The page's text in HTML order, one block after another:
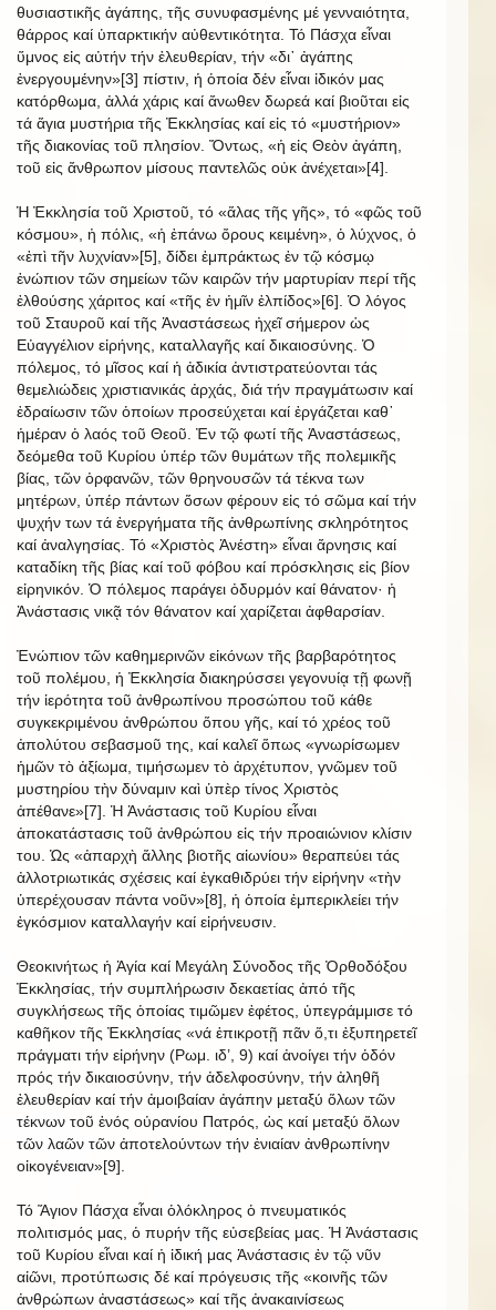
θυσιαστικῆς ἀγάπης, τῆς συνυφασμένης μέ γενναιότητα,
θάρρος καί ὑπαρκτικήν αὐθεντικότητα. Τό Πάσχα εἶναι
ὕμνος εἰς αὐτήν τήν ἐλευθερίαν, τήν «δι᾿ ἀγάπης
ἐνεργουμένην»[3] πίστιν, ἡ ὁποία δέν εἶναι ἰδικόν μας
κατόρθωμα, ἀλλά χάρις καί ἄνωθεν δωρεά καί βιοῦται εἰς
τά ἅγια μυστήρια τῆς Ἐκκλησίας καί εἰς τό «μυστήριον»
τῆς διακονίας τοῦ πλησίον. Ὄντως, «ἡ εἰς Θεὸν ἀγάπη,
τοῦ εἰς ἄνθρωπον μίσους παντελῶς οὐκ ἀνέχεται»[4].
Ἡ Ἐκκλησία τοῦ Χριστοῦ, τό «ἅλας τῆς γῆς», τό «φῶς τοῦ
κόσμου», ἡ πόλις, «ἡ ἐπάνω ὄρους κειμένη», ὁ λύχνος, ὁ
«ἐπὶ τῆν λυχνίαν»[5], δίδει ἐμπράκτως ἐν τῷ κόσμῳ
ἐνώπιον τῶν σημείων τῶν καιρῶν τήν μαρτυρίαν περί τῆς
ἐλθούσης χάριτος καί «τῆς ἐν ἡμῖν ἐλπίδος»[6]. Ὁ λόγος
τοῦ Σταυροῦ καί τῆς Ἀναστάσεως ἠχεῖ σήμερον ὡς
Εὐαγγέλιον εἰρήνης, καταλλαγῆς καί δικαιοσύνης. Ὁ
πόλεμος, τό μῖσος καί ἡ ἀδικία ἀντιστρατεύονται τάς
θεμελιώδεις χριστιανικάς ἀρχάς, διά τήν πραγμάτωσιν καί
ἑδραίωσιν τῶν ὁποίων προσεύχεται καί ἐργάζεται καθ᾿
ἡμέραν ὁ λαός τοῦ Θεοῦ. Ἐν τῷ φωτί τῆς Ἁναστάσεως,
δεόμεθα τοῦ Κυρίου ὑπέρ τῶν θυμάτων τῆς πολεμικῆς
βίας, τῶν ὀρφανῶν, τῶν θρηνουσῶν τά τέκνα των
μητέρων, ὑπέρ πάντων ὅσων φέρουν εἰς τό σῶμα καί τήν
ψυχήν των τά ἐνεργήματα τῆς ἀνθρωπίνης σκληρότητος
καί ἀναλγησίας. Τό «Χριστὸς Ἀνέστη» εἶναι ἄρνησις καί
καταδίκη τῆς βίας καί τοῦ φόβου καί πρόσκλησις εἰς βίον
εἰρηνικόν. Ὁ πόλεμος παράγει ὀδυρμόν καί θάνατον· ἡ
Ἀνάστασις νικᾷ τόν θάνατον καί χαρίζεται ἀφθαρσίαν.
Ἐνώπιον τῶν καθημερινῶν εἰκόνων τῆς βαρβαρότητος
τοῦ πολέμου, ἡ Ἐκκλησία διακηρύσσει γεγονυίᾳ τῇ φωνῇ
τήν ἱερότητα τοῦ ἀνθρωπίνου προσώπου τοῦ κάθε
συγκεκριμένου ἀνθρώπου ὅπου γῆς, καί τό χρέος τοῦ
ἀπολύτου σεβασμοῦ της, καί καλεῖ ὅπως «γνωρίσωμεν
ἡμῶν τὸ ἀξίωμα, τιμήσωμεν τὸ ἀρχέτυπον, γνῶμεν τοῦ
μυστηρίου τὴν δύναμιν καὶ ὑπὲρ τίνος Χριστὸς
ἀπέθανε»[7]. Ἡ Ἀνάστασις τοῦ Κυρίου εἶναι
ἀποκατάστασις τοῦ ἀνθρώπου εἰς τήν προαιώνιον κλίσιν
του. Ὡς «ἀπαρχὴ ἄλλης βιοτῆς αἰωνίου» θεραπεύει τάς
ἀλλοτριωτικάς σχέσεις καί ἐγκαθιδρύει τήν εἰρήνην «τὴν
ὑπερέχουσαν πάντα νοῦν»[8], ἡ ὁποία ἐμπερικλείει τήν
ἐγκόσμιον καταλλαγήν καί εἰρήνευσιν.
Θεοκινήτως ἡ Ἁγία καί Μεγάλη Σύνοδος τῆς Ὀρθοδόξου
Ἐκκλησίας, τήν συμπλήρωσιν δεκαετίας ἀπό τῆς
συγκλήσεως τῆς ὁποίας τιμῶμεν ἐφέτος, ὑπεγράμμισε τό
καθῆκον τῆς Ἐκκλησίας «νά ἐπικροτῇ πᾶν ὅ,τι ἐξυπηρετεῖ
πράγματι τήν εἰρήνην (Ρωμ. ιδ’, 9) καί ἀνοίγει τήν ὁδόν
πρός τήν δικαιοσύνην, τήν ἀδελφοσύνην, τήν ἀληθῆ
ἐλευθερίαν καί τήν ἀμοιβαίαν ἀγάπην μεταξύ ὅλων τῶν
τέκνων τοῦ ἑνός οὐρανίου Πατρός, ὡς καί μεταξύ ὅλων
τῶν λαῶν τῶν ἀποτελούντων τήν ἑνιαίαν ἀνθρωπίνην
οἰκογένειαν»[9].
Τό Ἅγιον Πάσχα εἶναι ὁλόκληρος ὁ πνευματικός
πολιτισμός μας, ὁ πυρήν τῆς εὐσεβείας μας. Ἡ Ἀνάστασις
τοῦ Κυρίου εἶναι καί ἡ ἰδική μας Ἀνάστασις ἐν τῷ νῦν
αἰῶνι, προτύπωσις δέ καί πρόγευσις τῆς «κοινῆς τῶν
ἀνθρώπων ἀναστάσεως» καί τῆς ἀνακαινίσεως